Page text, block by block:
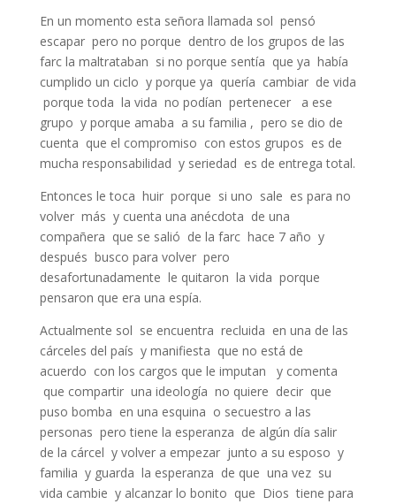
En un momento esta señora llamada sol pensó
escapar pero no porque dentro de los grupos de las
farc la maltrataban si no porque sentía que ya había
cumplido un ciclo y porque ya quería cambiar de vida
porque toda la vida no podían pertenecer a ese
grupo y porque amaba a su familia , pero se dio de
cuenta que el compromiso con estos grupos es de
mucha responsabilidad y seriedad es de entrega total.
Entonces le toca huir porque si uno sale es para no
volver más y cuenta una anécdota de una
compañera que se salió de la farc hace 7 año y
después busco para volver pero
desafortunadamente le quitaron la vida porque
pensaron que era una espía.
Actualmente sol se encuentra recluida en una de las
cárceles del país y manifiesta que no está de
acuerdo con los cargos que le imputan y comenta
que compartir una ideología no quiere decir que
puso bomba en una esquina o secuestro a las
personas pero tiene la esperanza de algún día salir
de la cárcel y volver a empezar junto a su esposo y
familia y guarda la esperanza de que una vez su
vida cambie y alcanzar lo bonito que Dios tiene para